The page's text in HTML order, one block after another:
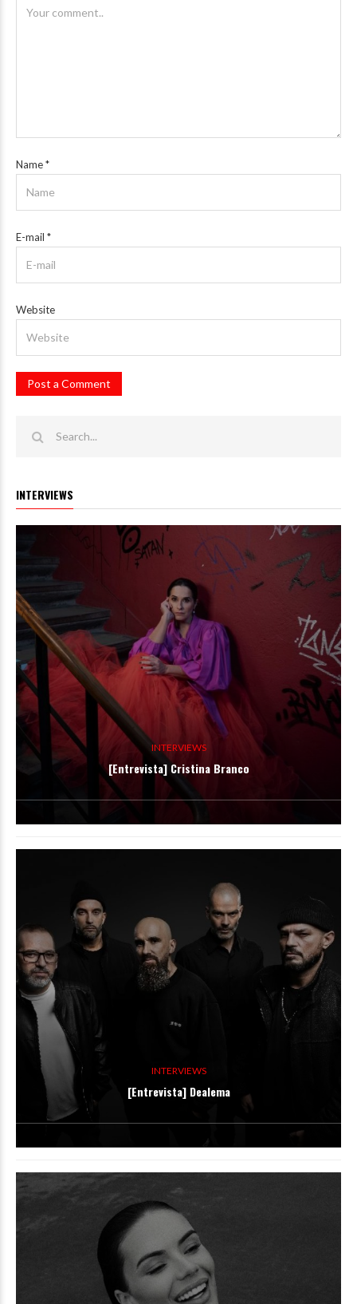
Name*
E-mail *
Website
INTERVIEWS
INTERVIEWS
[Entrevista] Cristina Branco
INTERVIEWS
[Entrevista] Dealema